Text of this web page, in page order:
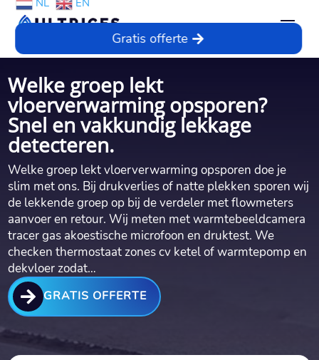
NL EN
Gratis offerte
Welke groep lekt
vloerverwarming opsporen?
Snel en vakkundig lekkage
detecteren.
Welke groep lekt vloerverwarming opsporen doe je
slim met ons.​ Bij drukverlies of natte plekken sporen wij
de lekkende groep op bij de verdeler met flowmeters
aanvoer en retour.​ Wij meten met warmtebeeldcamera
tracer gas akoestische microfoon en druktest.​ We
checken thermostaat zones cv ketel of warmtepomp en
dekvloer zodat…
 GRATIS OFFERTE